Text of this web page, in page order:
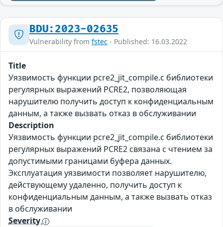
BDU:2023-02635
Vulnerability from fstec - Published: 16.03.2022
Title
Уязвимость функции pcre2_jit_compile.c библиотеки
регулярных выражений PCRE2, позволяющая
нарушителю получить доступ к конфиденциальным
данным, а также вызвать отказ в обслуживании
Description
Уязвимость функции pcre2_jit_compile.c библиотеки
регулярных выражений PCRE2 связана с чтением за
допустимыми границами буфера данных.
Эксплуатация уязвимости позволяет нарушителю,
действующему удаленно, получить доступ к
конфиденциальным данным, а также вызвать отказ
в обслуживании
Severity